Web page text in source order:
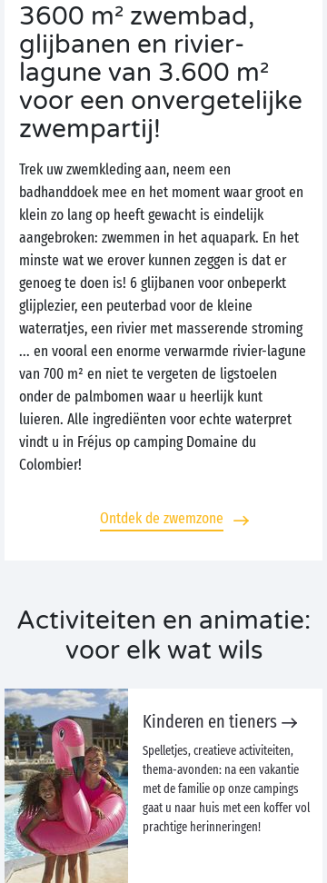
3600 m² zwembad,
glijbanen en rivier-
lagune van 3.600 m²
voor een onvergetelijke
zwempartij!
Trek uw zwemkleding aan, neem een
badhanddoek mee en het moment waar groot en
klein zo lang op heeft gewacht is eindelijk
aangebroken: zwemmen in het aquapark. En het
minste wat we erover kunnen zeggen is dat er
genoeg te doen is! 6 glijbanen voor onbeperkt
glijplezier, een peuterbad voor de kleine
waterratjes, een rivier met masserende stroming
... en vooral een enorme verwarmde rivier-lagune
van 700 m² en niet te vergeten de ligstoelen
onder de palmbomen waar u heerlijk kunt
luieren. Alle ingrediënten voor echte waterpret
vindt u in Fréjus op camping Domaine du
Colombier!
Ontdek de zwemzone
Activiteiten en animatie:
voor elk wat wils
Kinderen en tieners
Spelletjes, creatieve activiteiten,
thema-avonden: na een vakantie
met de familie op onze campings
gaat u naar huis met een koffer vol
prachtige herinneringen!